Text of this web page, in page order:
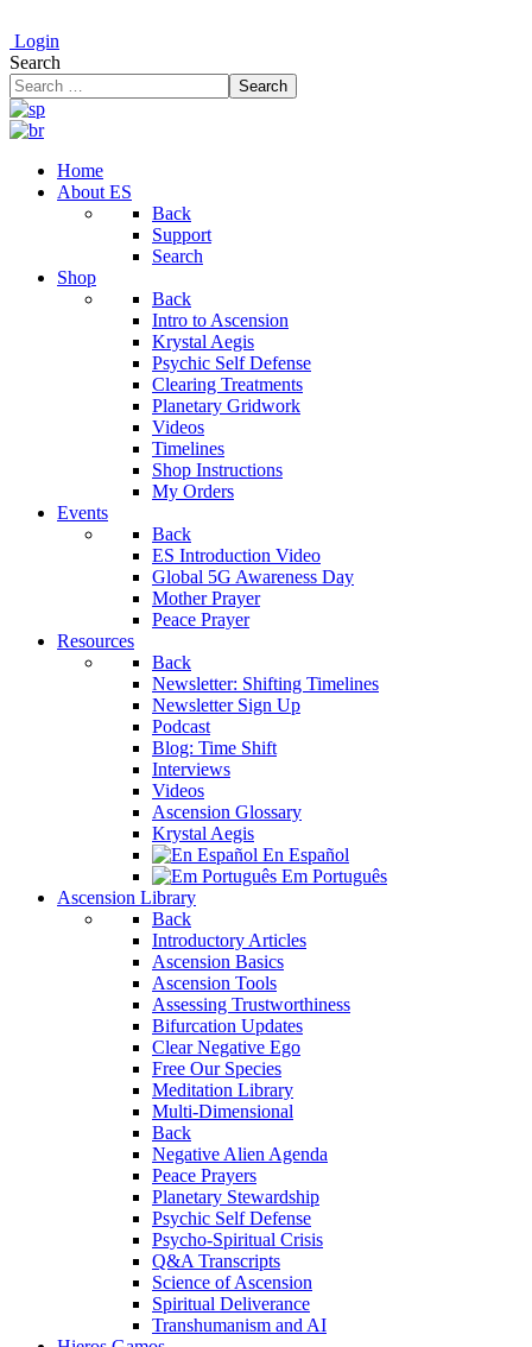
Login
Search
Search
Home
About ES
Back
Support
Search
Shop
Back
Intro to Ascension
Krystal Aegis
Psychic Self Defense
Clearing Treatments
Planetary Gridwork
Videos
Timelines
Shop Instructions
My Orders
Events
Back
ES Introduction Video
Global 5G Awareness Day
Mother Prayer
Peace Prayer
Resources
Back
Newsletter: Shifting Timelines
Newsletter Sign Up
Podcast
Blog: Time Shift
Interviews
Videos
Ascension Glossary
Krystal Aegis
En Español
Em Português
Ascension Library
Back
Introductory Articles
Ascension Basics
Ascension Tools
Assessing Trustworthiness
Bifurcation Updates
Clear Negative Ego
Free Our Species
Meditation Library
Multi-Dimensional
Back
Negative Alien Agenda
Peace Prayers
Planetary Stewardship
Psychic Self Defense
Psycho-Spiritual Crisis
Q&A Transcripts
Science of Ascension
Spiritual Deliverance
Transhumanism and AI